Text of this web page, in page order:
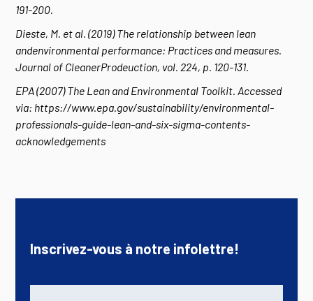
191-200.
Dieste, M. et al. (2019) The relationship between lean
andenvironmental performance: Practices and measures.
Journal of CleanerProdeuction, vol. 224, p. 120-131.
EPA (2007) The Lean and Environmental Toolkit. Accessed
via: https://www.epa.gov/sustainability/environmental-
professionals-guide-lean-and-six-sigma-contents-
acknowledgements
Inscrivez-vous à notre infolettre!